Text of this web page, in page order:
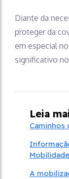
Diante da
proteger da
em especial
significativo
Leia
Caminhos
A